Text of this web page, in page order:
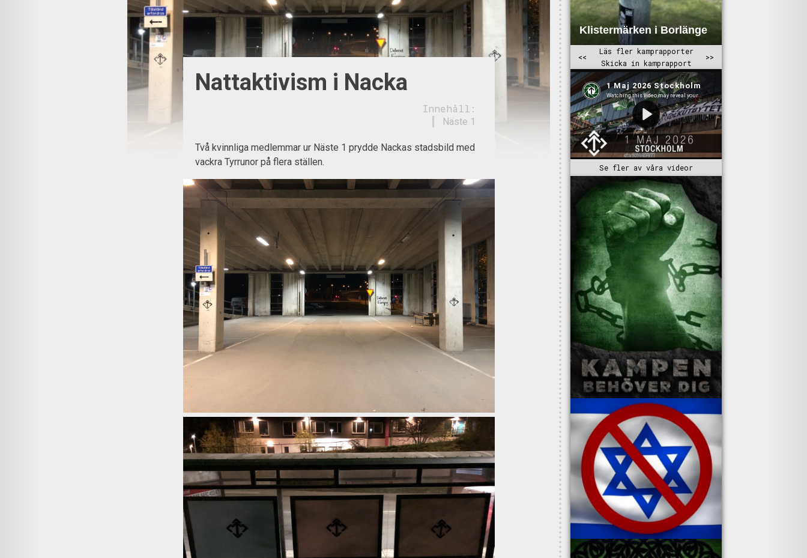
Nattaktivism i Nacka
Innehåll:
Näste 1
Två kvinnliga medlemmar ur Näste 1 prydde Nackas stadsbild med
vackra Tyrrunor på flera ställen.
Se fler av våra videor